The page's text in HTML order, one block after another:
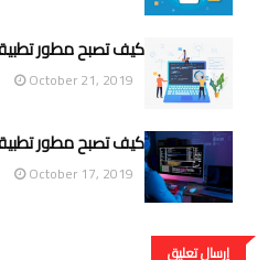
كيف تصبح مطور
October 21, 2019
كيف تصبح مطور
October 17, 2019
إرسال تعليق